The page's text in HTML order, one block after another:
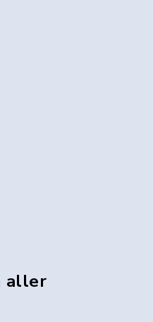
aller